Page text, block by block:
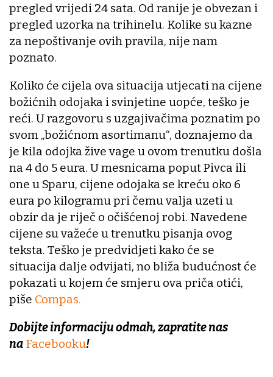
pregled vrijedi 24 sata. Od ranije je obvezan i
pregled uzorka na trihinelu. Kolike su kazne
za nepoštivanje ovih pravila, nije nam
poznato.
Koliko će cijela ova situacija utjecati na cijene
božićnih odojaka i svinjetine uopće, teško je
reći. U razgovoru s uzgajivačima poznatim po
svom „božićnom asortimanu“, doznajemo da
je kila odojka žive vage u ovom trenutku došla
na 4 do 5 eura. U mesnicama poput Pivca ili
one u Sparu, cijene odojaka se kreću oko 6
eura po kilogramu pri čemu valja uzeti u
obzir da je riječ o očišćenoj robi. Navedene
cijene su važeće u trenutku pisanja ovog
teksta. Teško je predvidjeti kako će se
situacija dalje odvijati, no bliža budućnost će
pokazati u kojem će smjeru ova priča otići,
piše Compas.
Dobijte informaciju odmah, zapratite nas
na Facebooku!